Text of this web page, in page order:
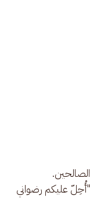
عليكم رضواني